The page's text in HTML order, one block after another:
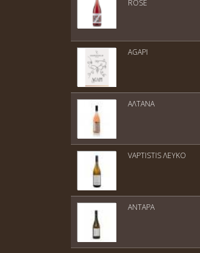
ROSÉ
AGAPI
ΑΛΤΑΝΑ
VAPTISTIS ΛΕΥΚΟ
ΑΝΤΑΡΑ